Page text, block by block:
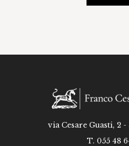
via Cesare Guasti, 2
T. 055 48